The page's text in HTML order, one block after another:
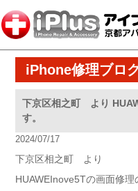
iPhone修理ブロ
下京区相之町 より
す。
2024/07/17
下京区相之町 より
HUAWEInove5Tの画面修理